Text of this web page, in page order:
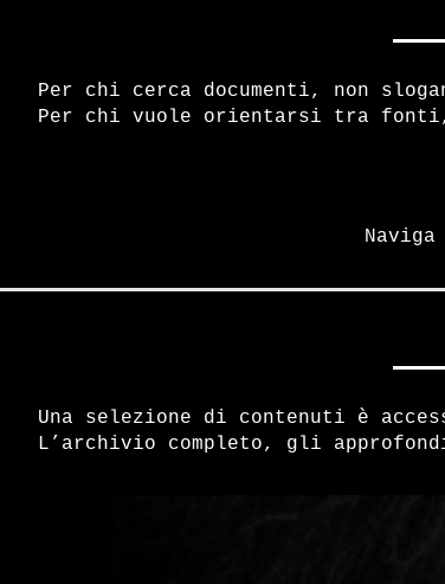
Per chi cerca documenti, non
Per chi vuole orientarsi tra
Una selezione di contenuti è
L’archivio completo, gli